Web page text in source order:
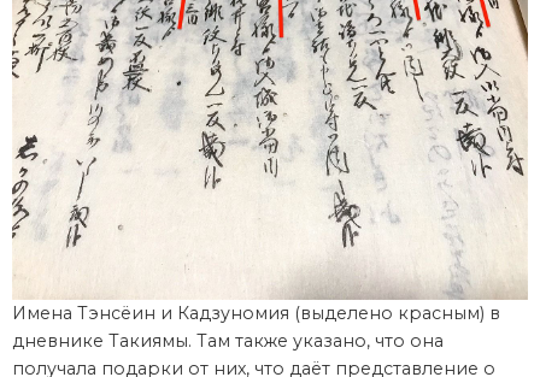
Имена Тэнсёин и Кадзуномия (выделено красным) в
дневнике Такиямы. Там также указано, что она
получала подарки от них, что даёт представление о